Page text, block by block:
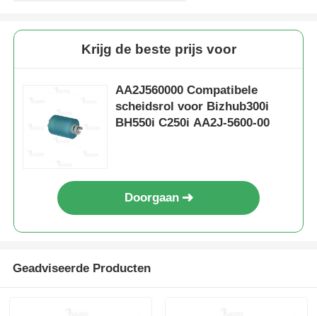
Producten
Contacteer ons
Krijg de beste prijs voor
AA2J560000 Compatibele
scheidsrol voor Bizhub300i
BH550i C250i AA2J-5600-00
Doorgaan
Geadviseerde Producten